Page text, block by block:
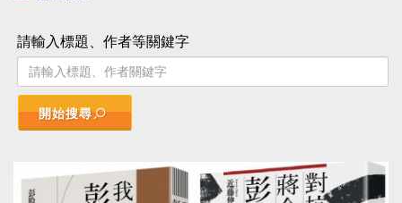
請輸入標題、作者等關鍵字
開始搜尋